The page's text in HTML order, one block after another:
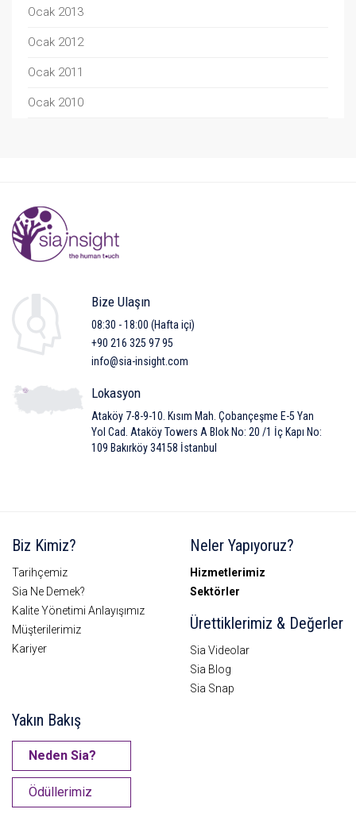
Ocak 2013
Ocak 2012
Ocak 2011
Ocak 2010
Bize Ulaşın
08:30 - 18:00 (Hafta içi)
+90 216 325 97 95
info@sia-insight.com
Lokasyon
Ataköy 7-8-9-10. Kısım Mah. Çobançeşme E-5 Yan
Yol Cad. Ataköy Towers A Blok No: 20 /1 İç Kapı No:
109 Bakırköy 34158 İstanbul
Biz Kimiz?
Tarihçemiz
Sia Ne Demek?
Kalite Yönetimi Anlayışımız
Müşterilerimiz
Kariyer
Neler Yapıyoruz?
Hizmetlerimiz
Sektörler
Ürettiklerimiz & Değerler
Sia Videolar
Sia Blog
Sia Snap
Yakın Bakış
Neden Sia?
Ödüllerimiz